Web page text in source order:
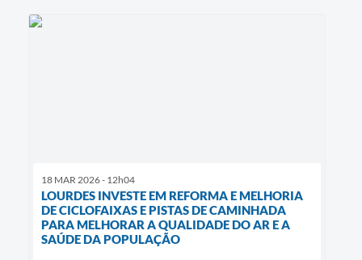
18 MAR 2026 - 12h04
LOURDES INVESTE EM REFORMA E MELHORIA
DE CICLOFAIXAS E PISTAS DE CAMINHADA
PARA MELHORAR A QUALIDADE DO AR E A
SAÚDE DA POPULAÇÃO